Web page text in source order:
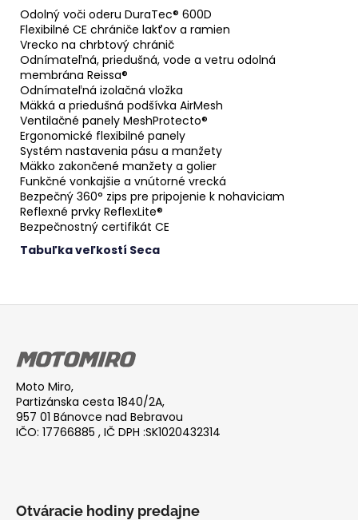
Odolný voči oderu DuraTec® 600D
Flexibilné CE chrániče lakťov a ramien
Vrecko na chrbtový chránič
Odnímateľná, priedušná, vode a vetru odolná
membrána Reissa®
Odnímateľná izolačná vložka
Mäkká a priedušná podšívka AirMesh
Ventilačné panely MeshProtecto®
Ergonomické flexibilné panely
Systém nastavenia pásu a manžety
Mäkko zakončené manžety a golier
Funkčné vonkajšie a vnútorné vrecká
Bezpečný 360° zips pre pripojenie k nohaviciam
Reflexné prvky ReflexLite®
Bezpečnostný certifikát CE
Tabuľka veľkostí Seca
Moto Miro,
Partizánska cesta 1840/2A,
957 01 Bánovce nad Bebravou
IČO: 17766885 , IČ DPH :SK1020432314
Otváracie hodiny predajne